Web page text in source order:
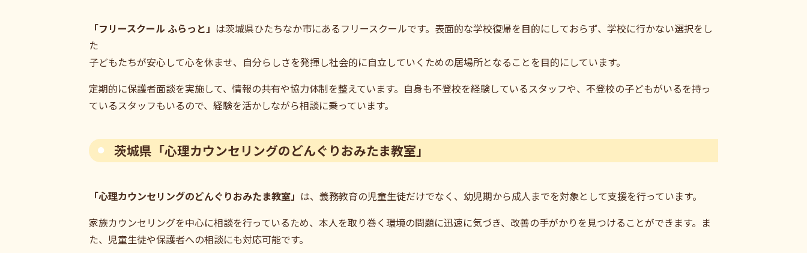
「フリースクール ふらっと」 は茨城県ひたちなか市にあるフリースクールです。表面的な学校復帰を目的にしておらず、学校に行かない選択をし
た
子どもたちが安心して心を休ませ、自分らしさを発揮し社会的に自立していくための居場所となることを目的にしています。
定期的に保護者面談を実施して、情報の共有や協力体制を整えています。自身も不登校を経験しているスタッフや、不登校の子どもがいるを持っ
ているスタッフもいるので、経験を活かしながら相談に乗っています。
茨城県「心理カウンセリングのどんぐりおみたま教室」
「心理カウンセリングのどんぐりおみたま教室」 は、義務教育の児童生徒だけでなく、幼児期から成人までを対象として支援を行っています。
家族カウンセリングを中心に相談を行っているため、本人を取り巻く環境の問題に迅速に気づき、改善の手がかりを見つけることができます。ま
た、児童生徒や保護者への相談にも対応可能です。